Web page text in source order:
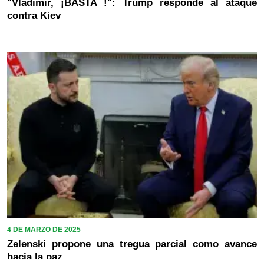
"Vladimir, ¡BASTA !": Trump responde al ataque
contra Kiev
4 DE MARZO DE 2025
Zelenski propone una tregua parcial como avance
hacia la paz